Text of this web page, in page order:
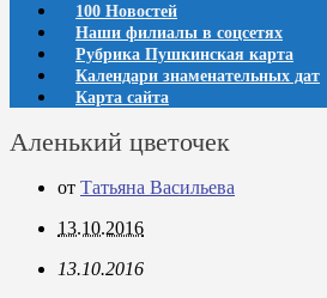
100 Новостей
Наши филиалы в соцсетях
Рубрика Пушкинская карта
Календари знаменательных дат
Карта сайта
Аленький цветочек
от Татьяна Васильева
13.10.2016
13.10.2016